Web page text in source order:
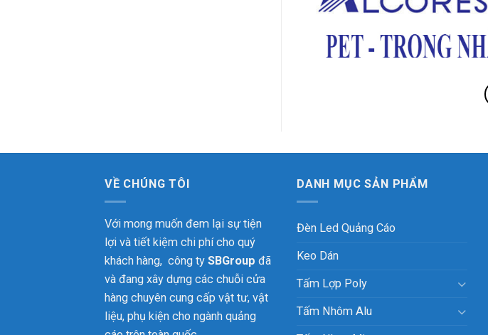
VỀ CHÚNG TÔI
Với mong muốn đem lại sự tiện
lợi và tiết kiệm chi phí cho quý
khách hàng, công ty SBGroup đã
và đang xây dựng các chuỗi cửa
hàng chuyên cung cấp vật tư, vật
liệu, phụ kiện cho ngành quảng
DANH MỤC SẢN PHẨM
Đèn Led Quảng Cáo
Keo Dán
Tấm Lợp Poly
Tấm Nhôm Alu